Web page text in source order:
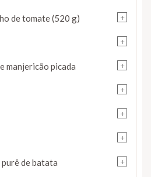
+
de tomate (520 g)
+
+
manjericão picada
+
+
+
+
purê de batata